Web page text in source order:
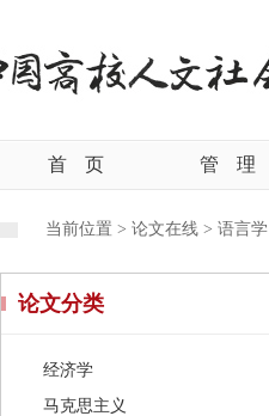
首 页 管 理
当前位置 > 论文在线 > 语言学
论文分类
经济学
马克思主义